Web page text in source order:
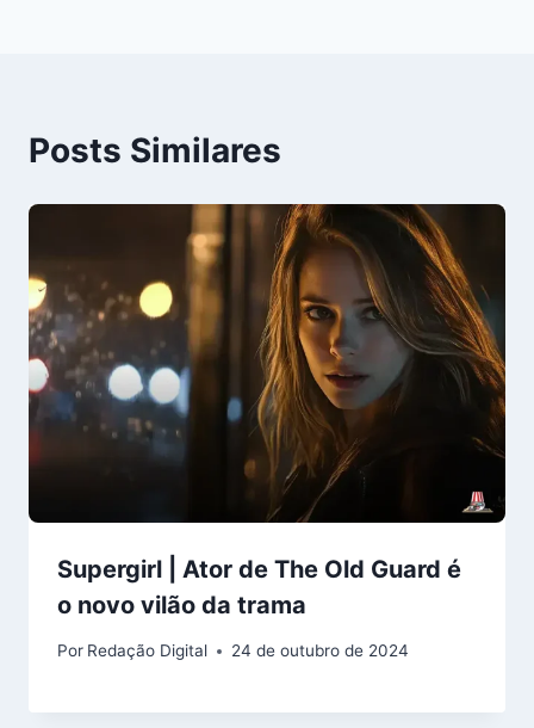
Posts Similares
Supergirl | Ator de The Old Guard é
o novo vilão da trama
Por Redação Digital 24 de outubro de 2024